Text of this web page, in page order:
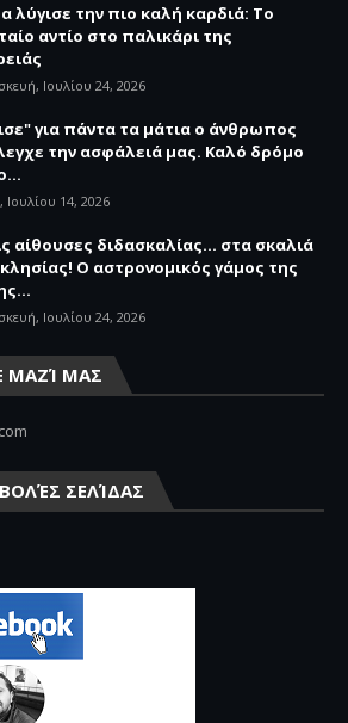
λύγισε την πιο καλή καρδιά: Το
αντίο στο παλικάρι της
Ιουλίου 24, 2026
για πάντα τα μάτια ο άνθρωπος
την ασφάλειά μας. Καλό δρόμο
Ιουλίου 14, 2026
αίθουσες διδασκαλίας… στα σκαλιά
Ο αστρονομικός γάμος της
Ιουλίου 24, 2026
ΜΑΖΊ ΜΑΣ
ΣΕΛΊΔΑΣ